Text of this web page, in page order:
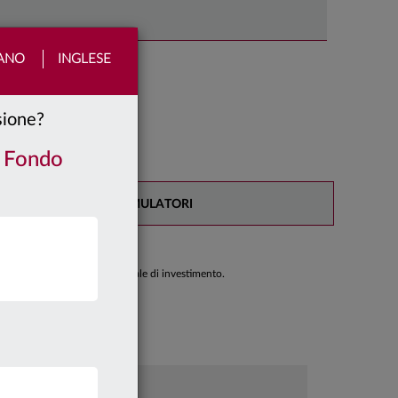
INGLESE
SIMULATORI
prendere una decisione finale di investimento.